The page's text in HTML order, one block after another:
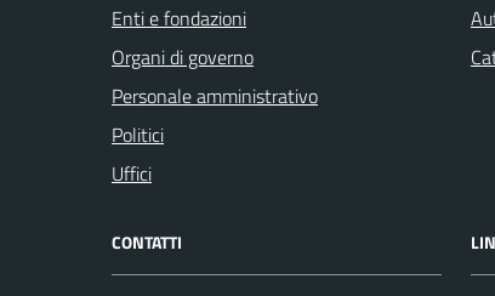
Enti e fondazioni
Organi di governo
Personale amministrativo
Politici
Uffici
CONTATTI